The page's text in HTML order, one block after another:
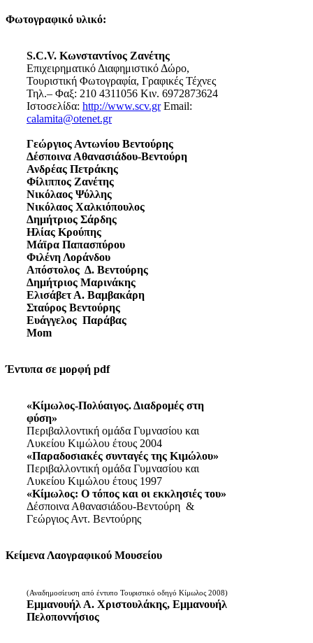
Φωτογραφικό υλικό:
S.C.V. Κωνσταντίνος Ζανέτης
Επιχειρηματικό Διαφημιστικό Δώρο,
Τουριστική Φωτογραφία, Γραφικές Τέχνες
Τηλ.– Φαξ: 210 4311056 Κιν. 6972873624
Ιστοσελίδα: http://www.scv.grEmail:
calamita@otenet.gr
Γεώργιος Αντωνίου Βεντούρης
Δέσποινα Αθανασιάδου-Βεντούρη
Ανδρέας Πετράκης
Φίλιππος Ζανέτης
Νικόλαος Ψύλλης
Νικόλαος Χαλκιόπουλος
Δημήτριος Σάρδης
Ηλίας Κρούπης
Μάϊρα Παπασπύρου
Φιλένη Λοράνδου
Απόστολος Δ. Βεντούρης
Δημήτριος Μαρινάκης
Ελισάβετ Α. Βαμβακάρη
Σταύρος Βεντούρης
Ευάγγελος Παράβας
Mom
Έντυπα σε μορφή pdf
«Κίμωλος-Πολύαιγος. Διαδρομές στη
φύση»
Περιβαλλοντική ομάδα Γυμνασίου και
Λυκείου Κιμώλου έτους 2004
«Παραδοσιακές συνταγές της Κιμώλου»
Περιβαλλοντική ομάδα Γυμνασίου και
Λυκείου Κιμώλου έτους 1997
«Κίμωλος: Ο τόπος και οι εκκλησιές του»
Δέσποινα Αθανασιάδου-Βεντούρη &
Γεώργιος Αντ. Βεντούρης
Κείμενα Λαογραφικού Μουσείου
(Αναδημοσίευση από έντυπο Τουριστικό οδηγό Κίμωλος 2008)
Εμμανουήλ Α. Χριστουλάκης, Εμμανουήλ
Πελοποννήσιος